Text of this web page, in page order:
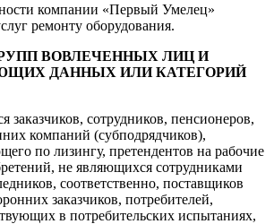
компании «Первый Умелец»
ремонту оборудования.
ВОВЛЕЧЕННЫХ ЛИЦ И
ДАННЫХ ИЛИ КАТЕГОРИЙ
заказчиков, сотрудников, пенсионеров,
компаний (субподрядчиков),
по лизингу, претендентов на рабочие
не являющихся сотрудниками
соответственно, поставщиков
заказчиков, потребителей,
в потребительских испытаниях,